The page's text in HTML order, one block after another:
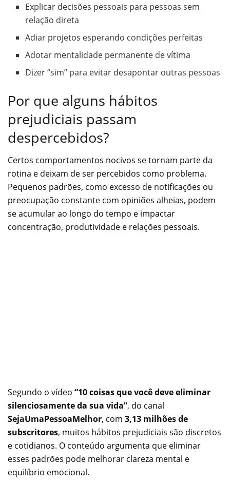
Explicar decisões pessoais para pessoas sem
relação direta
Adiar projetos esperando condições perfeitas
Adotar mentalidade permanente de vítima
Dizer “sim” para evitar desapontar outras pessoas
Por que alguns hábitos
prejudiciais passam
despercebidos?
Certos comportamentos nocivos se tornam parte da
rotina e deixam de ser percebidos como problema.
Pequenos padrões, como excesso de notificações ou
preocupação constante com opiniões alheias, podem
se acumular ao longo do tempo e impactar
concentração, produtividade e relações pessoais.
Segundo o vídeo “10 coisas que você deve eliminar
silenciosamente da sua vida”, do canal
SejaUmaPessoaMelhor, com 3,13 milhões de
subscritores, muitos hábitos prejudiciais são discretos
e cotidianos. O conteúdo argumenta que eliminar
esses padrões pode melhorar clareza mental e
equilíbrio emocional.